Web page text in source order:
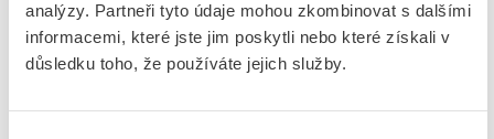
analýzy. Partneři tyto údaje mohou zkombinovat s dalšími
informacemi, které jste jim poskytli nebo které získali v
důsledku toho, že používáte jejich služby.
sanita
Elektrikářský set Ano